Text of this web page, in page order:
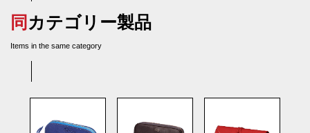
同カテゴリー製品
Items in the same category